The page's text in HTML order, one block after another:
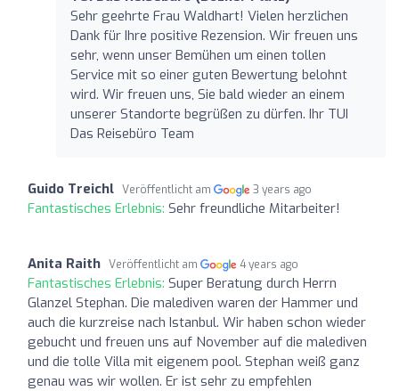
Sehr geehrte Frau Waldhart! Vielen herzlichen
Dank für Ihre positive Rezension. Wir freuen uns
sehr, wenn unser Bemühen um einen tollen
Service mit so einer guten Bewertung belohnt
wird. Wir freuen uns, Sie bald wieder an einem
unserer Standorte begrüßen zu dürfen. Ihr TUI
Das Reisebüro Team
Guido Treichl Veröffentlicht am 3 years ago
Fantastisches Erlebnis: Sehr freundliche Mitarbeiter!
Anita Raith Veröffentlicht am 4 years ago
Fantastisches Erlebnis: Super Beratung durch Herrn
Glanzel Stephan. Die malediven waren der Hammer und
auch die kurzreise nach Istanbul. Wir haben schon wieder
gebucht und freuen uns auf November auf die malediven
und die tolle Villa mit eigenem pool. Stephan weiß ganz
genau was wir wollen. Er ist sehr zu empfehlen